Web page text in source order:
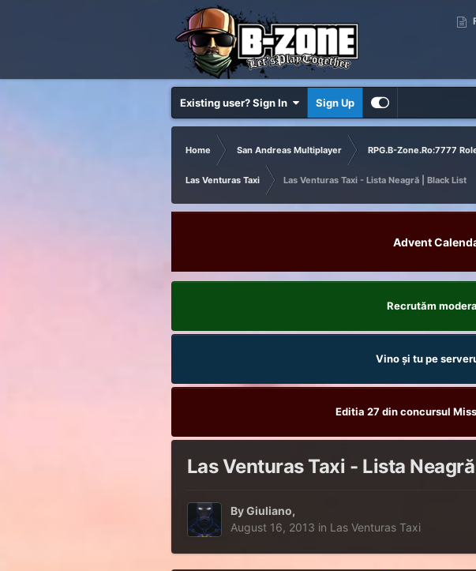
Existing user? Sign In Sign Up
Home San Andreas Multiplayer RPG.B-Zone.Ro:7777
Las Venturas Taxi Las Venturas Taxi - Lista Neagră | Black List
Advent
Recrutăm
Vino și tu pe
Editia 27 din concursul
Las Venturas Taxi - Lista
ByGiuliano,
August 16, 2013 in Las Venturas Taxi